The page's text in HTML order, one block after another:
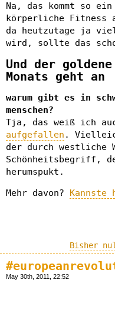
Na, das kommt so
körperliche Fitness
da heutzutage ja
wird, sollte das
Und der
Monats geht an
warum gibt es in
menschen?
Tja, das weiß ich
aufgefallen .
der durch westliche
Schönheitsbegriff,
herumspukt.
Mehr davon? Kannste
Bisher
May 30th, 2011, 22:52